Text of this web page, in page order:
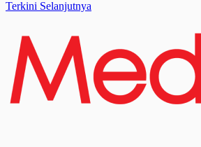
Terkini Selanjutnya